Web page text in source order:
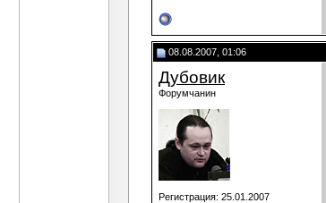
08.08.2007, 01:06
Дубовик
Форумчанин
Регистрация: 25.01.2007